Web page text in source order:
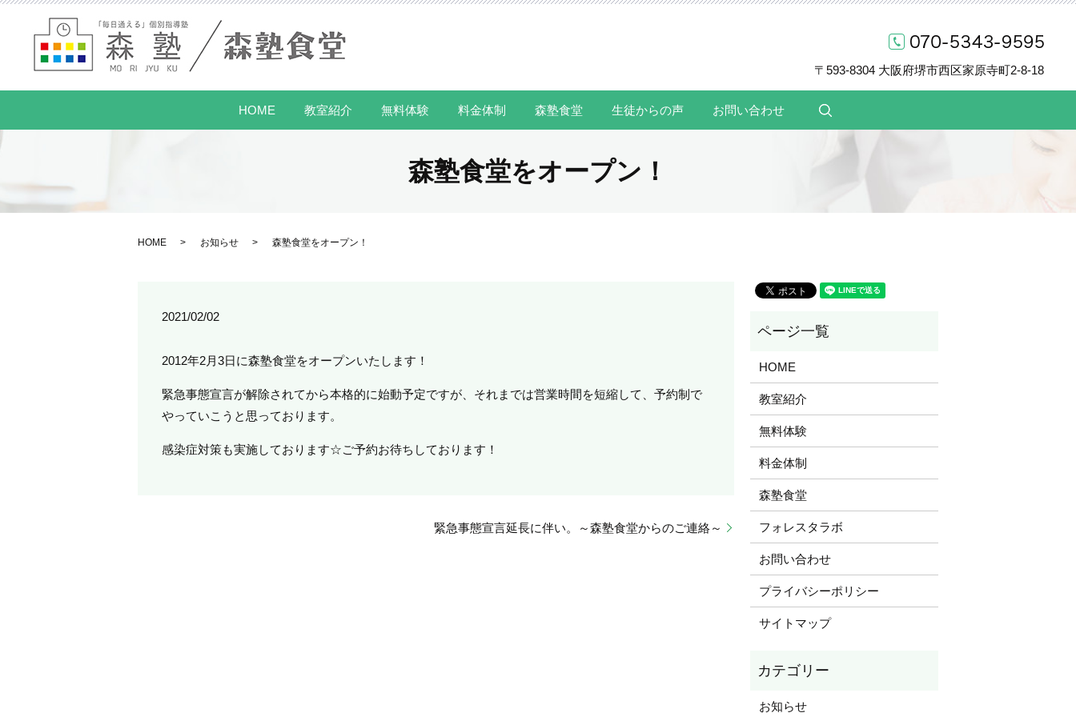
〒593-8304 大阪府堺市西区家原寺町2-8-18
HOME 教室紹介 無料体験 料金体制 森塾食堂 生徒からの声 お問い合わせ
森塾食堂をオープン！
HOME お知らせ 森塾食堂をオープン！
2021/02/02
2012年2月3日に森塾食堂をオープンいたします！
緊急事態宣言が解除されてから本格的に始動予定ですが、それまでは営業時間を短縮して、予約制で
やっていこうと思っております。
感染症対策も実施しております☆ご予約お待ちしております！
緊急事態宣言延長に伴い。～森塾食堂からのご連絡～
HOME
教室紹介
無料体験
料金体制
森塾食堂
フォレスタラボ
お問い合わせ
プライバシーポリシー
サイトマップ
お知らせ